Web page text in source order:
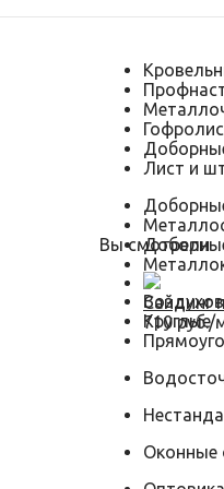
Вы смотрели
Сайдинг
710 руб./
Лист и
Круглые
Оконные